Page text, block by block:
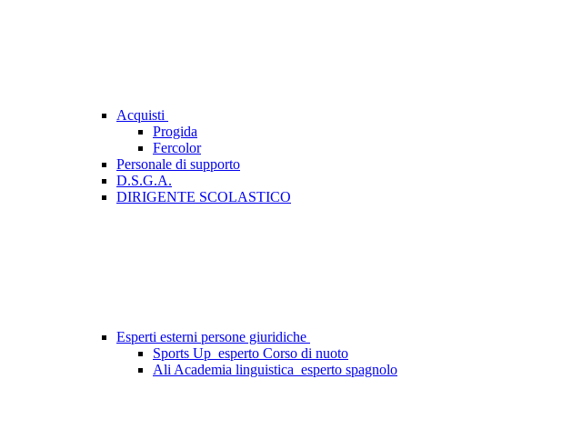
Acquisti
Progida
Fercolor
Personale di supporto
D.S.G.A.
DIRIGENTE SCOLASTICO
Esperti esterni persone giuridiche
Sports Up_esperto Corso di nuoto
Ali Academia linguistica_esperto spagnolo